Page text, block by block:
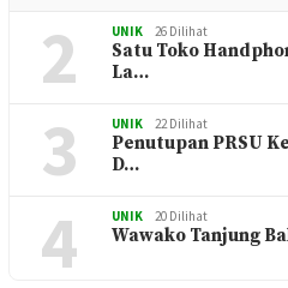
2 UNIK 26 Dilihat
Satu Toko
La…
3 UNIK 22 Dilihat
Penutupan PRSU
D…
4 UNIK 20 Dilihat
Wawako Tanjung